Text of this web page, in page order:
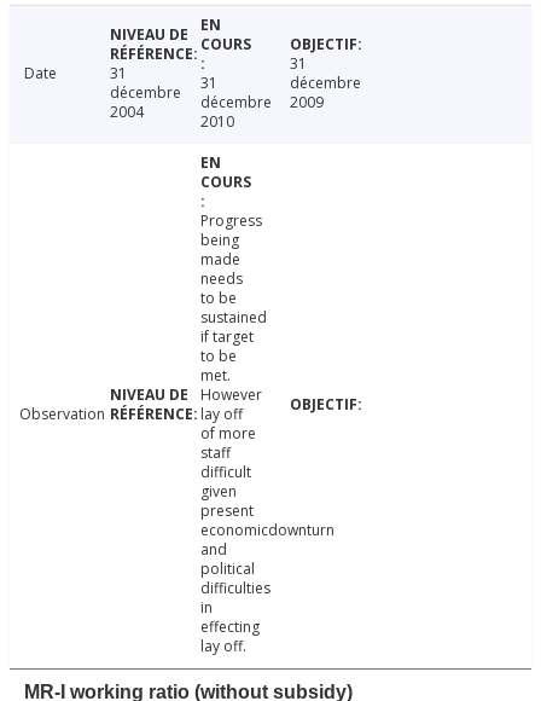
Date
31
décembre
2004
31
décembre
2010
31
décembre
2009
Observation
Progress
being
made
needs
to be
sustained
if target
to be
met.
However
lay off
of more
staff
difficult
given
present
economicdownturn
and
political
difficulties
in
effecting
lay off.
MR-I working ratio (without subsidy)